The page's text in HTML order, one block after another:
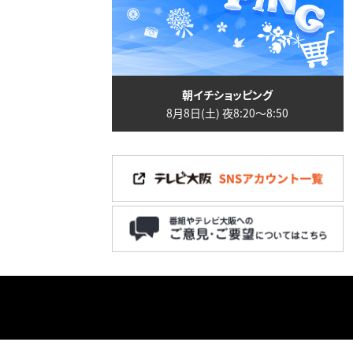
朝イチショッピング
8月8日(土) 夜8:20〜8:50